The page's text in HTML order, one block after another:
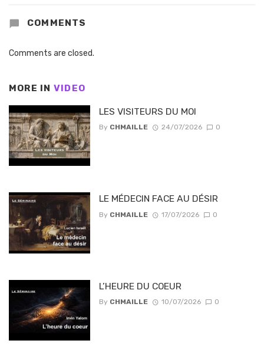
COMMENTS
Comments are closed.
MORE IN VIDEO
LES VISITEURS DU MOI
By CHMAILLE 24/07/2026 0
LE MÉDECIN FACE AU DÉSIR
By CHMAILLE 17/07/2026 0
L’HEURE DU COEUR
By CHMAILLE 10/07/2026 0